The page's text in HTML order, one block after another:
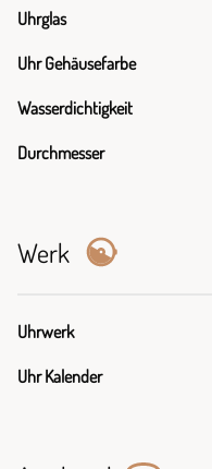
Uhrglas
Uhr Gehäusefarbe
Wasserdichtigkeit
Durchmesser
Werk
Uhrwerk
Uhr Kalender